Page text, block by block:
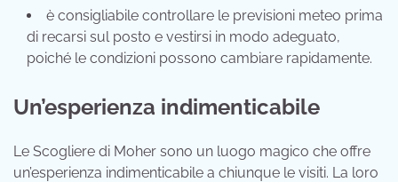
è consigliabile controllare le previsioni meteo prima
di recarsi sul posto e vestirsi in modo adeguato,
poiché le condizioni possono cambiare rapidamente.
Un’esperienza indimenticabile
Le Scogliere di Moher sono un luogo magico che offre
un’esperienza indimenticabile a chiunque le visiti. La loro